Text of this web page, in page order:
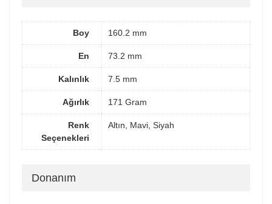
Boy 160.2 mm
En 73.2 mm
Kalınlık 7.5 mm
Ağırlık 171 Gram
Renk
Seçenekleri
Altın, Mavi, Siyah
Donanım